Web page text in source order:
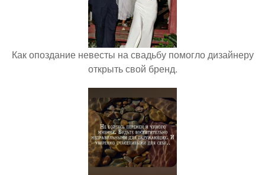
Как опоздание невесты на свадьбу помогло дизайнеру
открыть свой бренд.